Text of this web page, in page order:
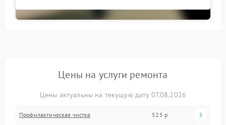
Цены на услуги ремонта
Цены актуальны на текущую дату 07.08.2026
Профилактическая чистка 525 р